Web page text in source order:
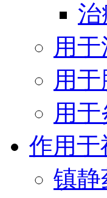
用
用
用
作用于
镇静